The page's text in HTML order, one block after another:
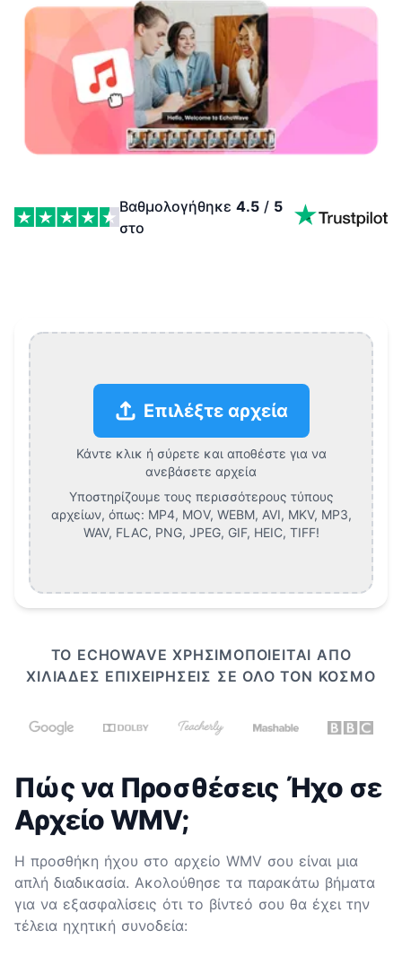
Βαθμολογήθηκε 4.5 / 5
στο
Επιλέξτε αρχεία
Κάντε κλικ ή σύρετε και αποθέστε για να
ανεβάσετε αρχεία
Υποστηρίζουμε τους περισσότερους τύπους
αρχείων, όπως: MP4, MOV, WEBM, AVI, MKV, MP3,
WAV, FLAC, PNG, JPEG, GIF, HEIC, TIFF!
ΤΟ ECHOWAVE ΧΡΗΣΙΜΟΠΟΙΕΊΤΑΙ ΑΠΌ
ΧΙΛΙΆΔΕΣ ΕΠΙΧΕΙΡΉΣΕΙΣ ΣΕ ΌΛΟ ΤΟΝ ΚΌΣΜΟ
Πώς να Προσθέσεις Ήχο σε
Αρχείο WMV;
Η προσθήκη ήχου στο αρχείο WMV σου είναι μια
απλή διαδικασία. Ακολούθησε τα παρακάτω βήματα
για να εξασφαλίσεις ότι το βίντεό σου θα έχει την
τέλεια ηχητική συνοδεία: